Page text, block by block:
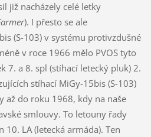
již nacházely celé letky
). I přesto se ale
(S-103) v systému protivzdušné
v roce 1966 mělo PVOS tyto
7. a 8. spl (stíhací letecký pluk) 2.
stíhací MiGy-15bis (S-103)
až do roku 1968, kdy na naše
smlouvy. To letouny řady
LA (letecká armáda). Ten